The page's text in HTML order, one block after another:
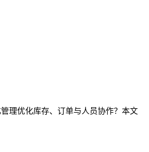
理优化库存、订单与人员协作？本文